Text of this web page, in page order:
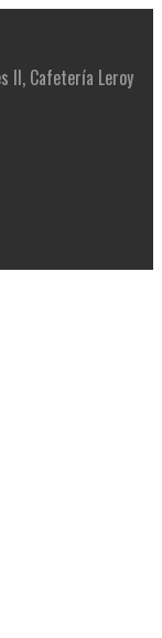
II, Cafetería Leroy